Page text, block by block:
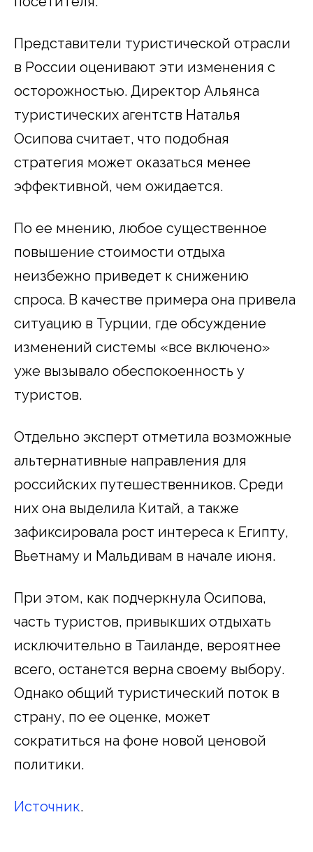
Представители туристической отрасли
в России оценивают эти изменения с
осторожностью. Директор Альянса
туристических агентств Наталья
Осипова считает, что подобная
стратегия может оказаться менее
эффективной, чем ожидается.
По ее мнению, любое существенное
повышение стоимости отдыха
неизбежно приведет к снижению
спроса. В качестве примера она привела
ситуацию в Турции, где обсуждение
изменений системы «все включено»
уже вызывало обеспокоенность у
туристов.
Отдельно эксперт отметила возможные
альтернативные направления для
российских путешественников. Среди
них она выделила Китай, а также
зафиксировала рост интереса к Египту,
Вьетнаму и Мальдивам в начале июня.
При этом, как подчеркнула Осипова,
часть туристов, привыкших отдыхать
исключительно в Таиланде, вероятнее
всего, останется верна своему выбору.
Однако общий туристический поток в
страну, по ее оценке, может
сократиться на фоне новой ценовой
политики.
Источник.